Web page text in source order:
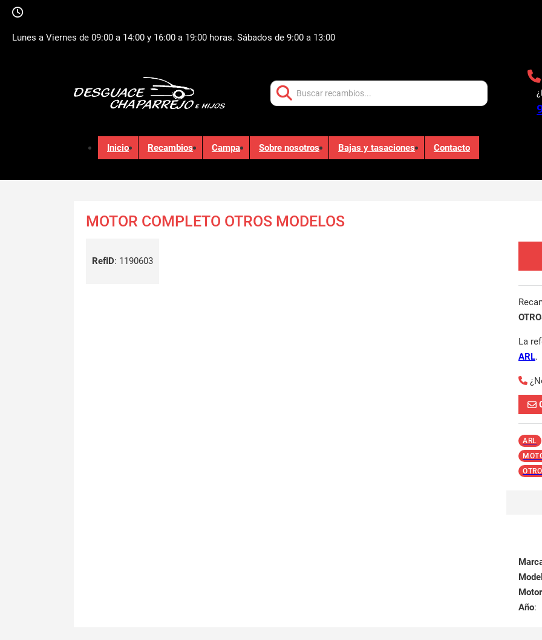
Lunes a Viernes de 09:00 a 14:00 y 16:00 a 19:00 horas. Sábados de 9:00 a 13:00
Inicio Recambios Campa Sobre nosotros Bajas y tasaciones Contacto
MOTOR COMPLETO OTROS MODELOS
RefID: 1190603
La
ARL.
ARL
Motor
Año: